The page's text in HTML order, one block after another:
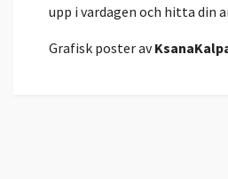
upp i vardagen och hitta din
Grafisk poster av